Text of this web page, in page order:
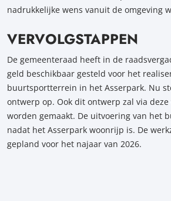
nadrukkelijke wens vanuit de omgeving
VERVOLGSTAPPEN
De gemeenteraad heeft in de
geld beschikbaar gesteld voor het
buurtsportterrein in het Asserpark. Nu
ontwerp op. Ook dit ontwerp zal via
worden gemaakt. De uitvoering van het
nadat het Asserpark woonrijp is. De
gepland voor het najaar van 2026.